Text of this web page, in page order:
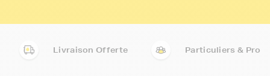
Livraison Offerte Particuliers & Pro